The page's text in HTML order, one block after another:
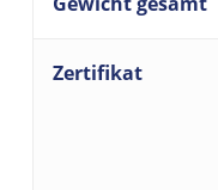
Zertifikat